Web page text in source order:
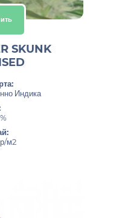
SKUNK
Индика
м2